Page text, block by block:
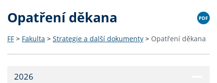
Opatření děkana
FF > Fakulta > Strategie a další dokumenty > Opatření děkana
2026